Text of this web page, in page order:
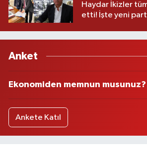
Haydar İkizler
etti! İşte yeni
Anket
Ekonomiden memnun musunuz?
Ankete Katıl